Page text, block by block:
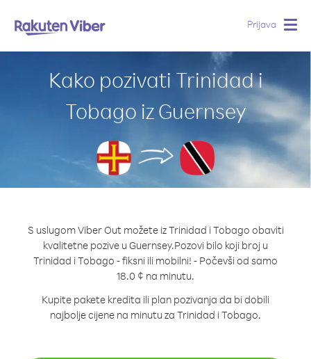
Prijava
Kako pozivati Trinidad i
Tobago iz Guernsey
S uslugom Viber Out možete iz Trinidad i Tobago obaviti
kvalitetne pozive u Guernsey.Pozovi bilo koji broj u
Trinidad i Tobago - fiksni ili mobilni! - Počevši od samo
18.0 ¢ na minutu.
Kupite pakete kredita ili plan pozivanja da bi dobili
najbolje cijene na minutu za Trinidad i Tobago.